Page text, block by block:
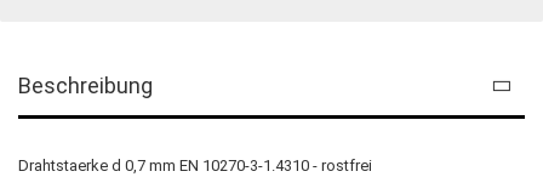
Beschreibung
Drahtstaerke d 0,7 mm EN 10270-3-1.4310 - rostfrei